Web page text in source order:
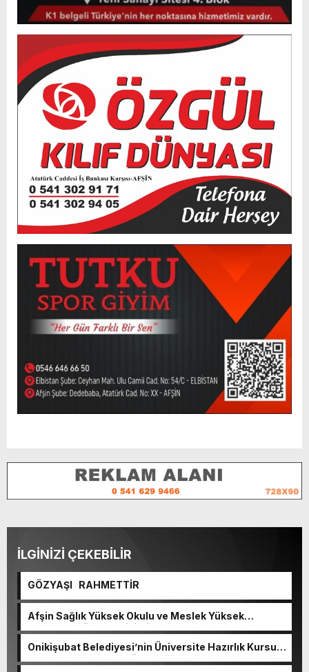
İLGİNİZİ ÇEKEBİLİR
GÖZYAŞI RAHMETTİR
Afşin Sağlık Yüksek Okulu ve Meslek Yüksek
Okulunda görev değişimi!
Onikişubat Belediyesi’nin Üniversite Hazırlık Kursu
başvurularında son gün 7 Ağustos.